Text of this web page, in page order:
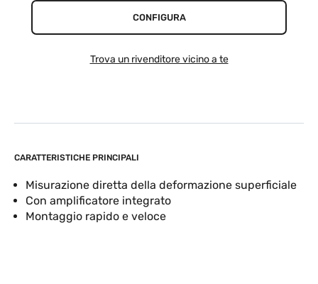
CARATTERISTICHE PRINCIPALI
Misurazione diretta della deformazione superficiale
Con amplificatore integrato
Montaggio rapido e veloce
CONFIGURA
Trova un rivenditore vicino a te